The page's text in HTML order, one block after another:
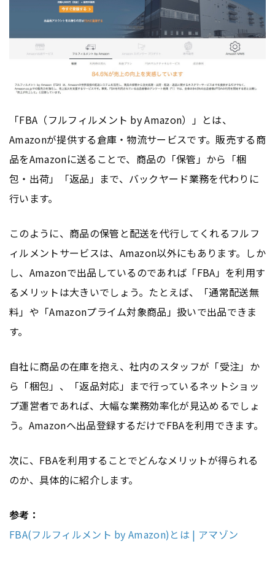
「FBA（フルフィルメント by Amazon）」とは、
Amazonが提供する倉庫・物流サービスです。販売する商
品をAmazonに送ることで、商品の「保管」から「梱
包・出荷」「返品」まで、バックヤード業務を代わりに
行います。
このように、商品の保管と配送を代行してくれるフルフ
ィルメントサービスは、Amazon以外にもあります。しか
し、Amazonで出品しているのであれば「FBA」を利用す
るメリットは大きいでしょう。たとえば、「通常配送無
料」や「Amazonプライム対象商品」扱いで出品できま
す。
自社に商品の在庫を抱え、社内のスタッフが「受注」か
ら「梱包」、「返品対応」まで行っているネットショッ
プ運営者であれば、大幅な業務効率化が見込めるでしょ
う。Amazonへ出品登録するだけでFBAを利用できます。
次に、FBAを利用することでどんなメリットが得られる
のか、具体的に紹介します。
参考：
FBA(フルフィルメント by Amazon)とは | アマゾン